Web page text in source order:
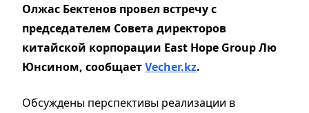
Олжас Бектенов провел встречу с
председателем Совета директоров
китайской корпорации East Hope Group Лю
Юнсином, сообщаетVecher.kz.
Обсуждены перспективы реализации в